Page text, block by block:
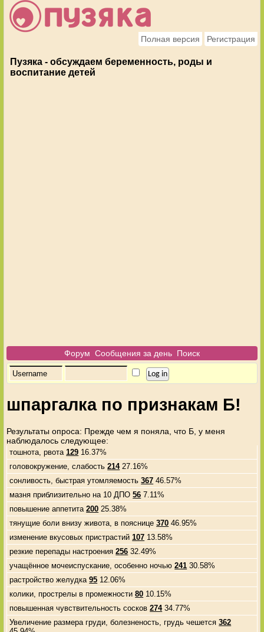
Полная версия Регистрация
Пузяка - обсуждаем беременность, роды и
воспитание детей
Форум Сообщения за день Поиск
шпаргалка по признакам Б!
Результаты опроса: Прежде чем я поняла, что Б, у меня
наблюдалось следующее:
тошнота, рвота129 16.37%
головокружение, слабость214 27.16%
сонливость, быстрая утомляемость367 46.57%
мазня приблизительно на 10 ДПО56 7.11%
повышение аппетита200 25.38%
тянущие боли внизу живота, в пояснице370 46.95%
изменение вкусовых пристрастий107 13.58%
резкие перепады настроения256 32.49%
учащённое мочеиспускание, особенно ночью241 30.58%
растройство желудка95 12.06%
колики, прострелы в промежности80 10.15%
повышенная чувствительность сосков274 34.77%
Увеличение размера груди, болезненость, грудь чешется362